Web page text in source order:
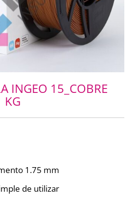
INGEO 15_COBRE
KG
1.75 mm
de utilizar